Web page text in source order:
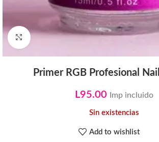
Click to enlarge
Primer RGB Profesional
L95.00 Imp incluido
Sin existencias
Add to wishlist